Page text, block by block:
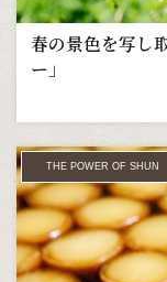
春の景色を写し
ー」
THE POWER OF SHUN